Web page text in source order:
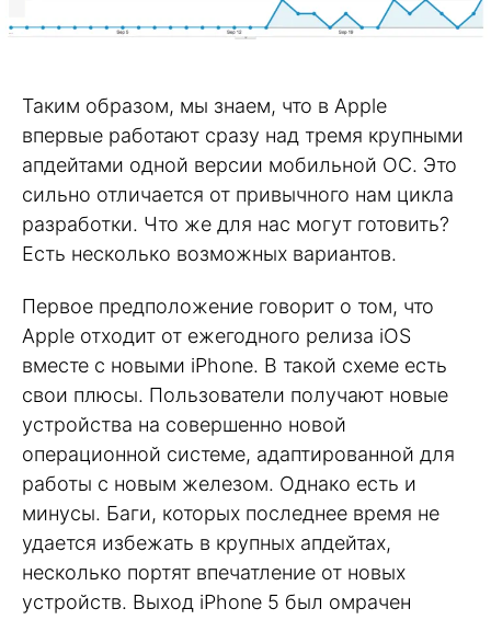
Таким образом, мы знаем, что в Apple
впервые работают сразу над тремя крупными
апдейтами одной версии мобильной ОС. Это
сильно отличается от привычного нам цикла
разработки. Что же для нас могут готовить?
Есть несколько возможных вариантов.
Первое предположение говорит о том, что
Apple отходит от ежегодного релиза iOS
вместе с новыми iPhone. В такой схеме есть
свои плюсы. Пользователи получают новые
устройства на совершенно новой
операционной системе, адаптированной для
работы с новым железом. Однако есть и
минусы. Баги, которых последнее время не
удается избежать в крупных апдейтах,
несколько портят впечатление от новых
устройств. Выход iPhone 5 был омрачен